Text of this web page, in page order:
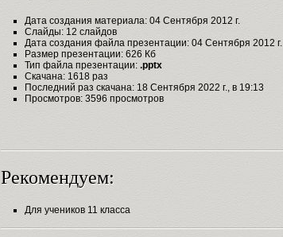
Дата создания материала: 04 Сентября 2012 г.
Слайды: 12 слайдов
Дата создания файла презентации: 04 Сентября 2012 г.
Размер презентации: 626 Кб
Тип файла презентации: .pptx
Скачана: 1618 раз
Последний раз скачана: 18 Сентября 2022 г., в 19:13
Просмотров: 3596 просмотров
Рекомендуем:
Для учеников 11 класса